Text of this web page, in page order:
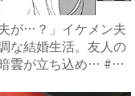
夫が…？」イケメン夫
な結婚生活。友人の
雲が立ち込め… #